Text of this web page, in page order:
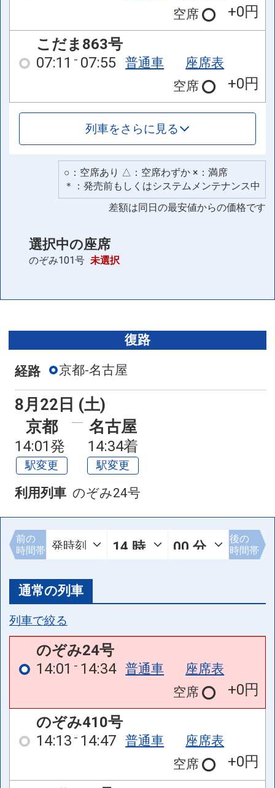
空席
+0円
こだま863号
07:11
07:55 普通車
座席表
空席
+0円
列車をさらに見る
○：空席あり △：空席わずか ×：満席
＊：発売前もしくはシステムメンテナンス中
差額は同日の最安値からの価格です
選択中の座席
のぞみ101号 未選択
復路
経路 京都-名古屋
8月22日 (土)
京都
14:01発
駅変更
名古屋
14:34着
駅変更
利用列車 のぞみ24号
前の
時間帯
後の
時間帯
通常の列車
列車で絞る
のぞみ24号
14:01
14:34 普通車
座席表
空席
+0円
のぞみ410号
14:13 14:47 普通車
座席表
空席
+0円